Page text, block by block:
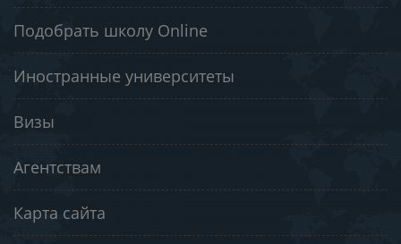
Подобрать школу Online
Иностранные университеты
Визы
Агентствам
Карта сайта